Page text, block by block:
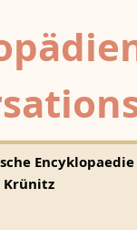
Encyklopaedie
Krünitz